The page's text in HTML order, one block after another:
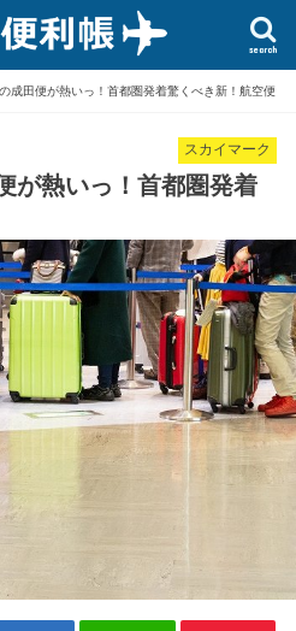
search
成田便が熱いっ！首都圏発着驚くべき新！航空便
スカイマーク
が熱いっ！首都圏発着